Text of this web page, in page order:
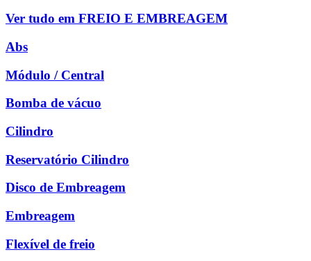
Ver tudo em FREIO E EMBREAGEM
Abs
Módulo / Central
Bomba de vácuo
Cilindro
Reservatório Cilindro
Disco de Embreagem
Embreagem
Flexível de freio